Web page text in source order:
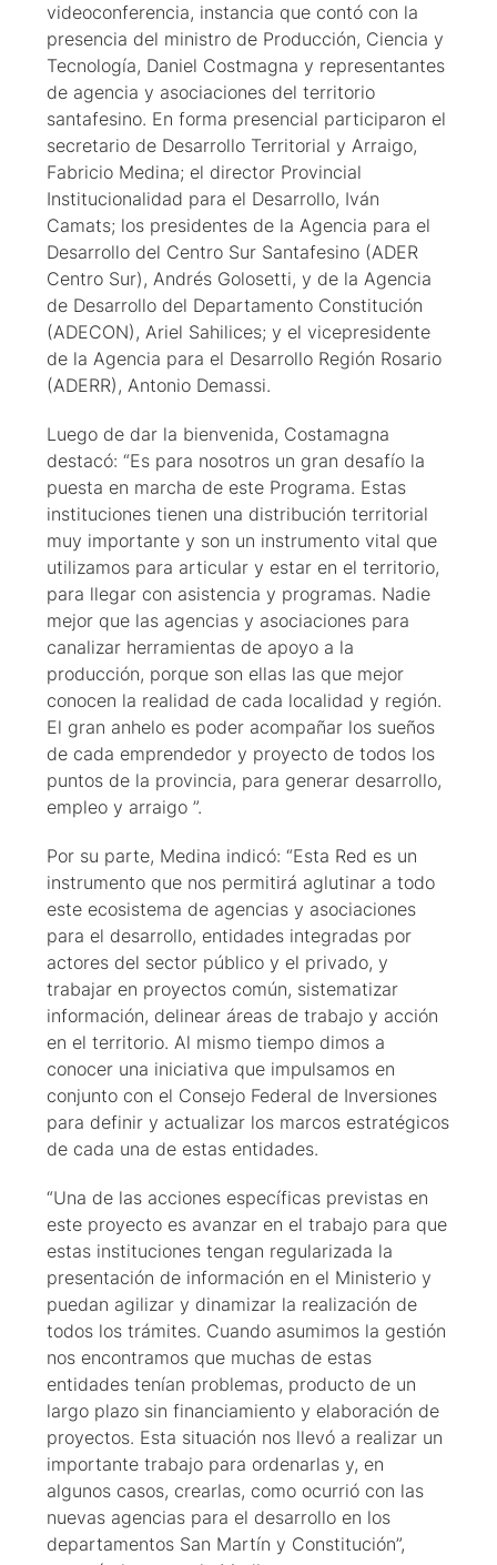
videoconferencia, instancia que contó con la
presencia del ministro de Producción, Ciencia y
Tecnología, Daniel Costmagna y representantes
de agencia y asociaciones del territorio
santafesino. En forma presencial participaron el
secretario de Desarrollo Territorial y Arraigo,
Fabricio Medina; el director Provincial
Institucionalidad para el Desarrollo, Iván
Camats; los presidentes de la Agencia para el
Desarrollo del Centro Sur Santafesino (ADER
Centro Sur), Andrés Golosetti, y de la Agencia
de Desarrollo del Departamento Constitución
(ADECON), Ariel Sahilices; y el vicepresidente
de la Agencia para el Desarrollo Región Rosario
(ADERR), Antonio Demassi.
Luego de dar la bienvenida, Costamagna
destacó: “Es para nosotros un gran desafío la
puesta en marcha de este Programa. Estas
instituciones tienen una distribución territorial
muy importante y son un instrumento vital que
utilizamos para articular y estar en el territorio,
para llegar con asistencia y programas. Nadie
mejor que las agencias y asociaciones para
canalizar herramientas de apoyo a la
producción, porque son ellas las que mejor
conocen la realidad de cada localidad y región.
El gran anhelo es poder acompañar los sueños
de cada emprendedor y proyecto de todos los
puntos de la provincia, para generar desarrollo,
empleo y arraigo ”.
Por su parte, Medina indicó: “Esta Red es un
instrumento que nos permitirá aglutinar a todo
este ecosistema de agencias y asociaciones
para el desarrollo, entidades integradas por
actores del sector público y el privado, y
trabajar en proyectos común, sistematizar
información, delinear áreas de trabajo y acción
en el territorio. Al mismo tiempo dimos a
conocer una iniciativa que impulsamos en
conjunto con el Consejo Federal de Inversiones
para definir y actualizar los marcos estratégicos
de cada una de estas entidades.
“Una de las acciones específicas previstas en
este proyecto es avanzar en el trabajo para que
estas instituciones tengan regularizada la
presentación de información en el Ministerio y
puedan agilizar y dinamizar la realización de
todos los trámites. Cuando asumimos la gestión
nos encontramos que muchas de estas
entidades tenían problemas, producto de un
largo plazo sin financiamiento y elaboración de
proyectos. Esta situación nos llevó a realizar un
importante trabajo para ordenarlas y, en
algunos casos, crearlas, como ocurrió con las
nuevas agencias para el desarrollo en los
departamentos San Martín y Constitución”,